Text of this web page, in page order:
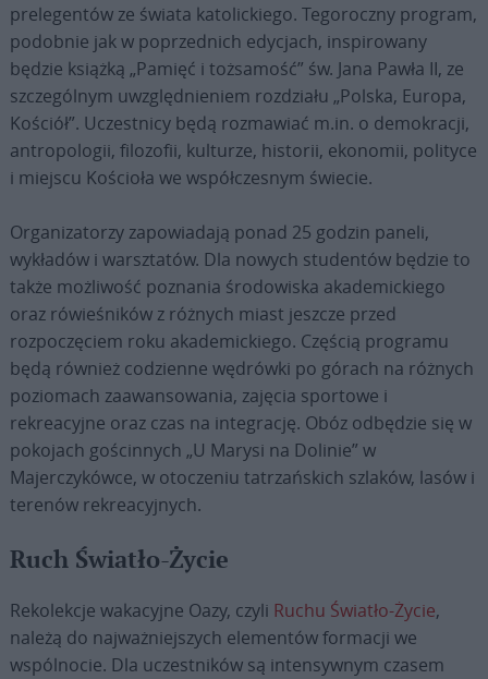
prelegentów ze świata katolickiego. Tegoroczny program,
podobnie jak w poprzednich edycjach, inspirowany
będzie książką „Pamięć i tożsamość” św. Jana Pawła II, ze
szczególnym uwzględnieniem rozdziału „Polska, Europa,
Kościół”. Uczestnicy będą rozmawiać m.in. o demokracji,
antropologii, filozofii, kulturze, historii, ekonomii, polityce
i miejscu Kościoła we współczesnym świecie.
Organizatorzy zapowiadają ponad 25 godzin paneli,
wykładów i warsztatów. Dla nowych studentów będzie to
także możliwość poznania środowiska akademickiego
oraz rówieśników z różnych miast jeszcze przed
rozpoczęciem roku akademickiego. Częścią programu
będą również codzienne wędrówki po górach na różnych
poziomach zaawansowania, zajęcia sportowe i
rekreacyjne oraz czas na integrację. Obóz odbędzie się w
pokojach gościnnych „U Marysi na Dolinie” w
Majerczykówce, w otoczeniu tatrzańskich szlaków, lasów i
terenów rekreacyjnych.
Ruch Światło-Życie
Rekolekcje wakacyjne Oazy, czyli Ruchu Światło-Życie,
należą do najważniejszych elementów formacji we
wspólnocie. Dla uczestników są intensywnym czasem